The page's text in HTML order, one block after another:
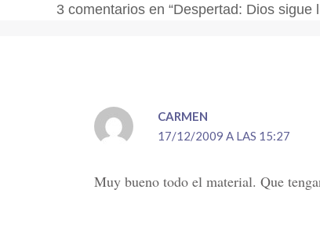
3 comentarios en “Despertad: Dios sigue
CARMEN
17/12/2009 A LAS 15:27
Muy bueno todo el material. Que